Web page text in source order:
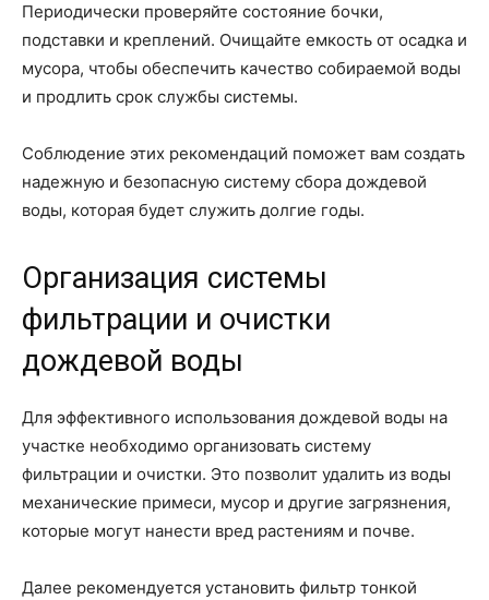
Периодически проверяйте состояние бочки,
подставки и креплений. Очищайте емкость от осадка и
мусора, чтобы обеспечить качество собираемой воды
и продлить срок службы системы.
Соблюдение этих рекомендаций поможет вам создать
надежную и безопасную систему сбора дождевой
воды, которая будет служить долгие годы.
Организация системы
фильтрации и очистки
дождевой воды
Для эффективного использования дождевой воды на
участке необходимо организовать систему
фильтрации и очистки. Это позволит удалить из воды
механические примеси, мусор и другие загрязнения,
которые могут нанести вред растениям и почве.
Далее рекомендуется установить фильтр тонкой